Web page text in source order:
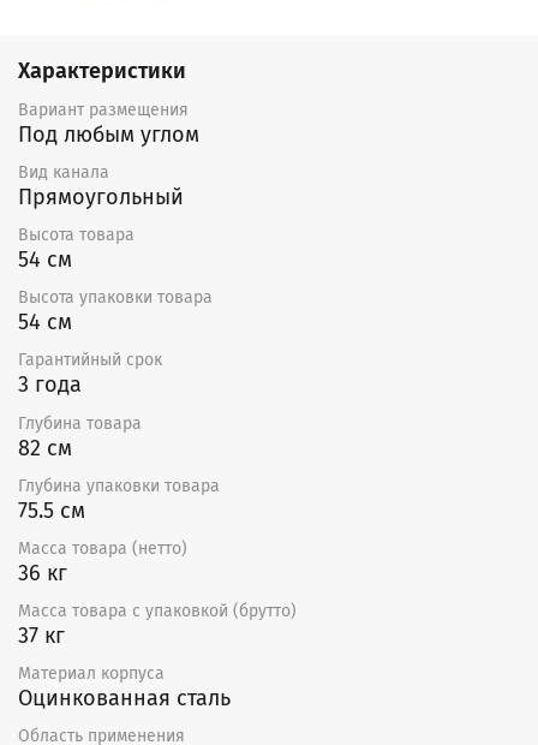
высокоэффективной крыльчаткой и
шарикоподшипниками.
Характеристики
Вариант размещения
Под любым углом
Вид канала
Прямоугольный
Высота товара
54 см
Высота упаковки товара
54 см
Гарантийный срок
3 года
Глубина товара
82 см
Глубина упаковки товара
75.5 см
Масса товара (нетто)
36 кг
Масса товара с упаковкой (брутто)
37 кг
Материал корпуса
Оцинкованная сталь
Область применения